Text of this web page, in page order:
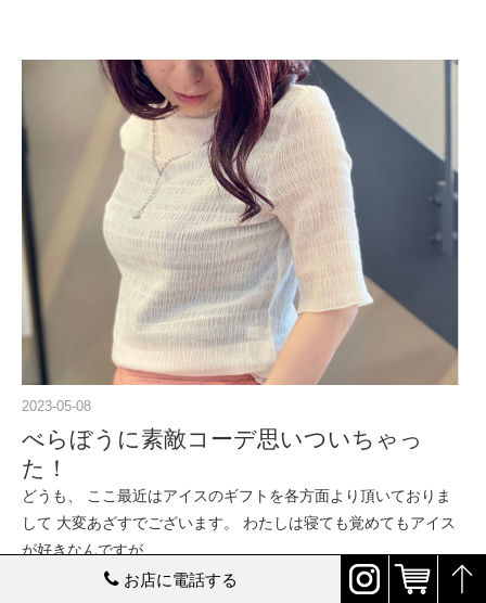
お店に電話する
2023-05-08
べらぼうに素敵コーデ思いついちゃっ
た！
どうも、 ここ最近はアイスのギフトを各方面より頂いておりま
して 大変あざすでございます。 わたしは寝ても覚めてもアイス
が好きなんですが…